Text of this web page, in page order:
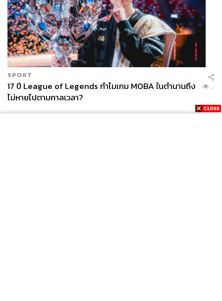
SPORT
17 ปี League of Legends ทำไมเกม MOBA ในตำนานถึง
ไม่หายไปตามกาลเวลา?
...